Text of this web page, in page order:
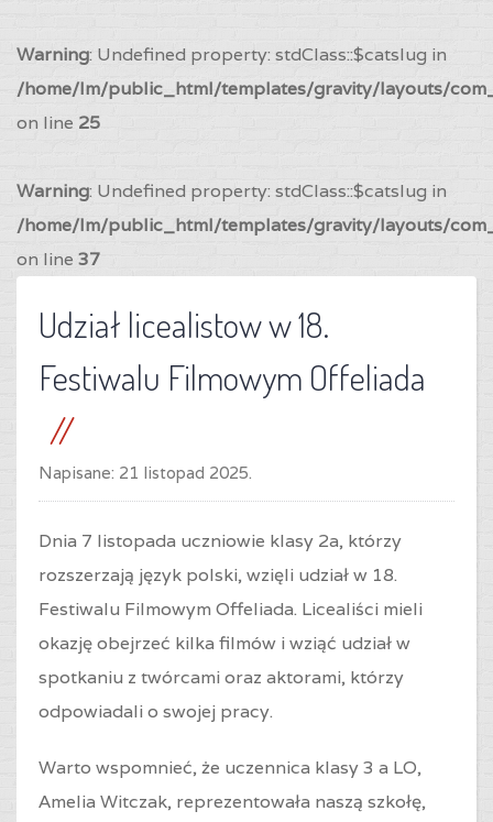
Warning: Undefined property: stdClass::$catslug in
/home/lm/public_html/templates/gravity/layouts/
on line 25
Warning: Undefined property: stdClass::$catslug in
/home/lm/public_html/templates/gravity/layouts/
on line 37
Udział licealistow w 18.
Festiwalu Filmowym Offeliada
Napisane: 21 listopad 2025.
Dnia 7 listopada uczniowie klasy 2a, którzy
rozszerzają język polski, wzięli udział w 18.
Festiwalu Filmowym Offeliada. Licealiści mieli
okazję obejrzeć kilka filmów i wziąć udział w
spotkaniu z twórcami oraz aktorami, którzy
odpowiadali o swojej pracy.
Warto wspomnieć, że uczennica klasy 3 a LO,
Amelia Witczak, reprezentowała naszą szkołę,